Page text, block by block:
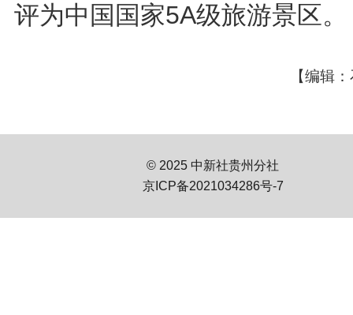
评为中国国家5A级旅游景区。
【编辑
© 2025 中新社贵州分社
京ICP备2021034286号-7